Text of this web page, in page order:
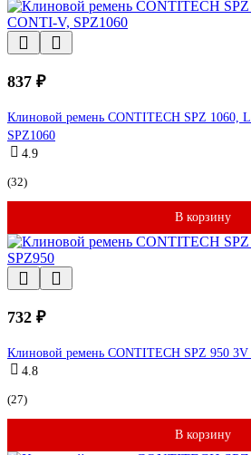
837 ₽
Клиновой ремень CONTITECH SPZ 1060,
SPZ1060
4.9
(32)
В корзину
732 ₽
Клиновой ремень CONTITECH SPZ 950
4.8
(27)
В корзину